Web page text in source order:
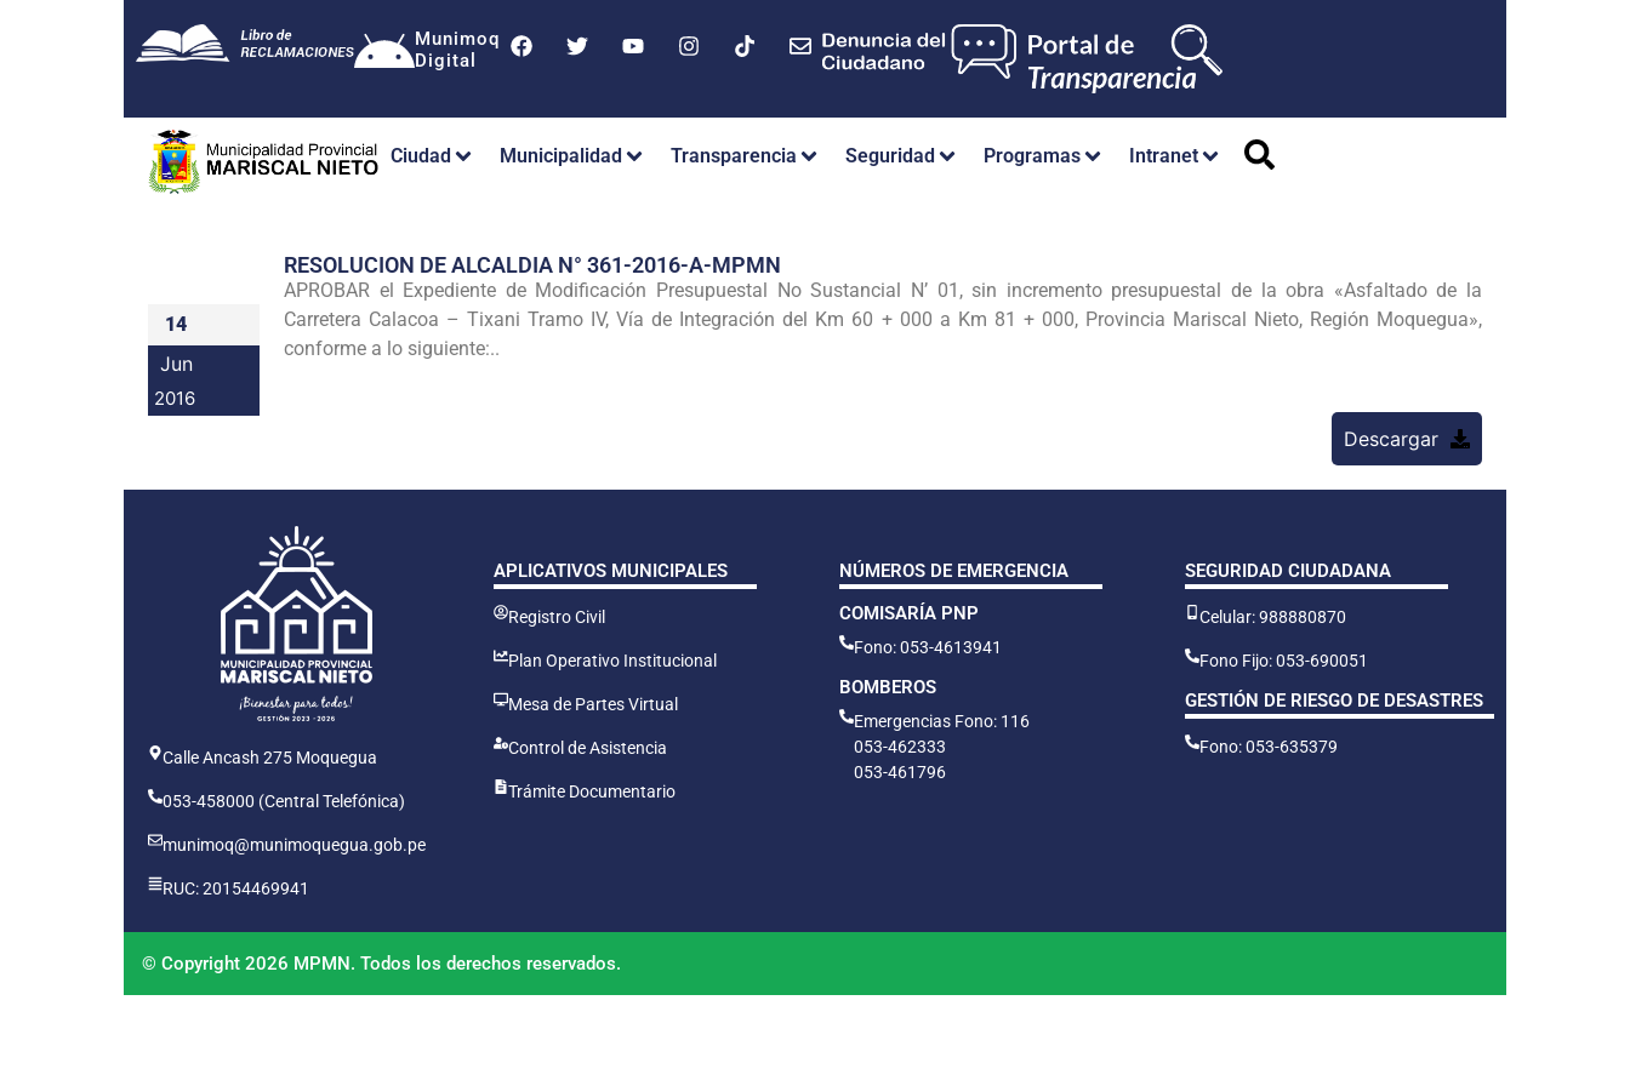
Munimoq
Digital
Ciudad Municipalidad Transparencia Seguridad Programas Intranet
14
Jun
2016
RESOLUCION DE ALCALDIA N° 361-2016-A-MPMN
APROBAR el Expediente de Modificación Presupuestal No Sustancial N’ 01, sin incremento presupuestal de la obra «Asfaltado de la
Carretera Calacoa – Tixani Tramo IV, Vía de Integración del Km 60 + 000 a Km 81 + 000, Provincia Mariscal Nieto, Región Moquegua»,
conforme a lo siguiente:..
Descargar
Calle Ancash 275 Moquegua
053-458000 (Central Telefónica)
munimoq@munimoquegua.gob.pe
RUC: 20154469941
APLICATIVOS MUNICIPALES
Registro Civil
Plan Operativo Institucional
Mesa de Partes Virtual
Control de Asistencia
Trámite Documentario
NÚMEROS DE EMERGENCIA
COMISARÍA PNP
Fono: 053-4613941
BOMBEROS
Emergencias Fono: 116
053-462333
053-461796
SEGURIDAD CIUDADANA
Celular: 988880870
Fono Fijo: 053-690051
GESTIÓN DE RIESGO DE DESASTRES
Fono: 053-635379
© Copyright 2026 MPMN. Todos los derechos reservados.